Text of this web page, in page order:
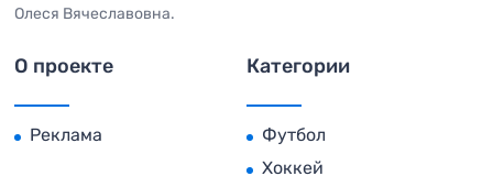
Олеся Вячеславовна.
О проекте
Реклама
Категории
Футбол
Хоккей